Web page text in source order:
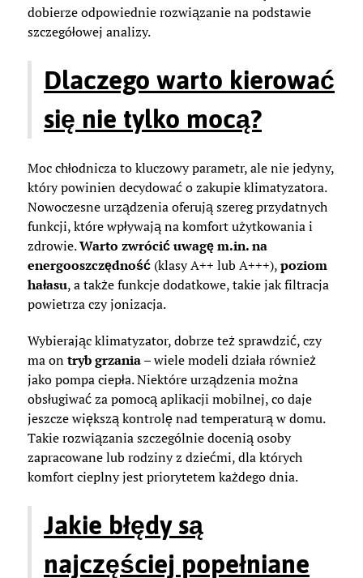
dobierze odpowiednie rozwiązanie na podstawie
szczegółowej analizy.
Dlaczego warto kierować
się nie tylko mocą?
Moc chłodnicza to kluczowy parametr, ale nie jedyny,
który powinien decydować o zakupie klimatyzatora.
Nowoczesne urządzenia oferują szereg przydatnych
funkcji, które wpływają na komfort użytkowania i
zdrowie.Warto zwrócić uwagę m.in. na
energooszczędność (klasy A++ lub A+++),poziom
hałasu, a także funkcje dodatkowe, takie jak filtracja
powietrza czy jonizacja.
Wybierając klimatyzator, dobrze też sprawdzić, czy
ma ontryb grzania– wiele modeli działa również
jako pompa ciepła. Niektóre urządzenia można
obsługiwać za pomocą aplikacji mobilnej, co daje
jeszcze większą kontrolę nad temperaturą w domu.
Takie rozwiązania szczególnie docenią osoby
zapracowane lub rodziny z dziećmi, dla których
komfort cieplny jest priorytetem każdego dnia.
Jakie błędy są
najczęściej popełniane